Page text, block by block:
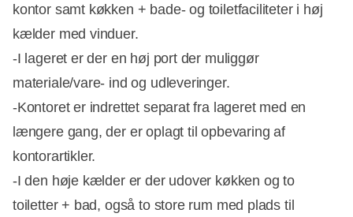
kontor samt køkken + bade- og toiletfaciliteter i høj
kælder med vinduer.
-I lageret er der en høj port der muliggør
materiale/vare- ind og udleveringer.
-Kontoret er indrettet separat fra lageret med en
længere gang, der er oplagt til opbevaring af
kontorartikler.
-I den høje kælder er der udover køkken og to
toiletter + bad, også to store rum med plads til